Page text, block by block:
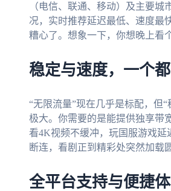
（电信、联通、移动）及主要
况，实时推荐延迟最低、速度最
糟心了。想象一下，你想晚上看
稳定与速度，一个
“无限流量”现在几乎是标配，但
极大。你需要的是能提供独享带
看4K视频不缓冲，玩国服游戏
断连，看剧正到精彩处突然加载
全平台支持与便捷